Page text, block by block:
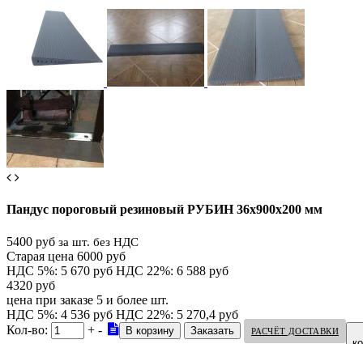
Пандус пороговый резиновый РУБИН 36х900х200 мм
5400 руб за шт. без НДС
Старая цена 6000 руб
НДС 5%: 5 670 руб НДС 22%: 6 588 руб
4320 руб
цена при заказе 5 и более шт.
НДС 5%: 4 536 руб НДС 22%: 5 270,4 руб
Кол-во:
+ - РАСЧЁТ ДОСТАВКИ